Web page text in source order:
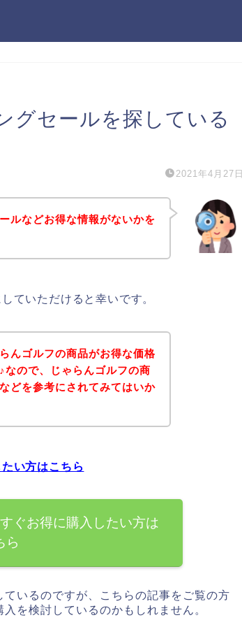
グセールを探している
2021年4月27日
ルなどお得な情報がないかを
ていただけると幸いです。
んゴルフの商品がお得な価格
なので、じゃらんゴルフの商
どを参考にされてみてはいか
い方はこちら
ぐお得に購入したい方は
ら
いるのですが、こちらの記事をご覧の方
を検討しているのかもしれません。